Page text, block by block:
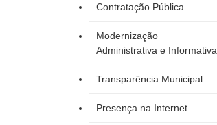
Contratação Pública
Modernização
Administrativa e Informativa
Transparência Municipal
Presença na Internet